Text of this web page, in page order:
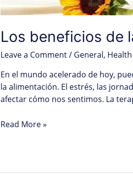
Los beneficios de
Leave a Comment/ General,
En el mundo acelerado de hoy,
la alimentación. El estrés, las
afectar cómo nos sentimos. La
Read More »